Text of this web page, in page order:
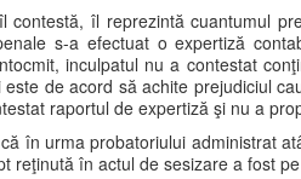
contestă, îl reprezintă cuantumul
s-a efectuat o expertiză
inculpatul nu a contestat
de acord să achite prejudiciul
raportul de expertiză şi nu a
în urma probatoriului administrat
reţinută în actul de sesizare a fost